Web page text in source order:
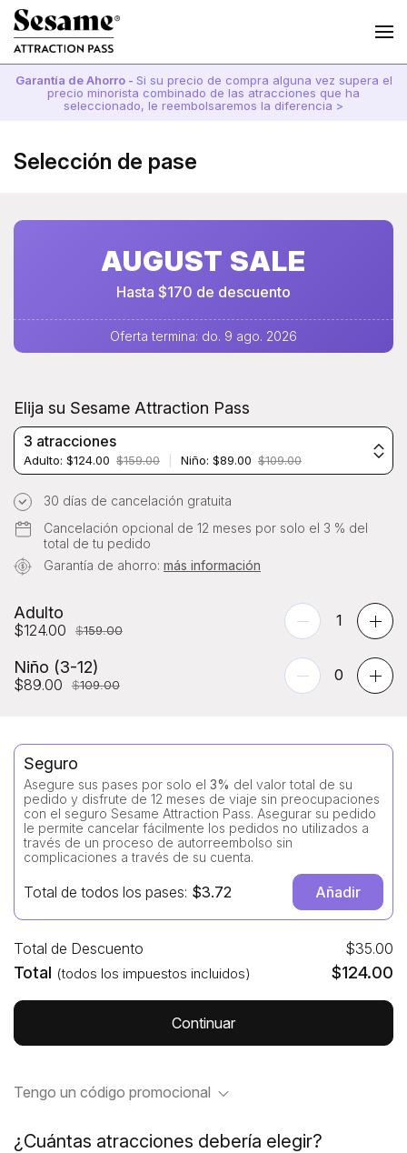
Garantía de Ahorro - Si su precio de compra alguna vez supera el
precio minorista combinado de las atracciones que ha
seleccionado, le reembolsaremos la diferencia >
Selección de pase
AUGUST SALE
Hasta $170 de descuento
Oferta termina: do. 9 ago. 2026
Elija su Sesame Attraction Pass
3 atracciones
Adulto: $124.00 $159.00 Niño: $89.00 $109.00
30 días de cancelación gratuita
Cancelación opcional de 12 meses por solo el 3 % del
total de tu pedido
Garantía de ahorro: más información
Adulto
$124.00 $159.00
1
Niño (3-12)
$89.00 $109.00
0
Seguro
Asegure sus pases por solo el 3% del valor total de su
pedido y disfrute de 12 meses de viaje sin preocupaciones
con el seguro Sesame Attraction Pass. Asegurar su pedido
le permite cancelar fácilmente los pedidos no utilizados a
través de un proceso de autorreembolso sin
complicaciones a través de su cuenta.
Total de todos los pases: $3.72 Añadir
Total de Descuento $35.00
Total (todos los impuestos incluidos) $124.00
Continuar
Tengo un código promocional
¿Cuántas atracciones debería elegir?